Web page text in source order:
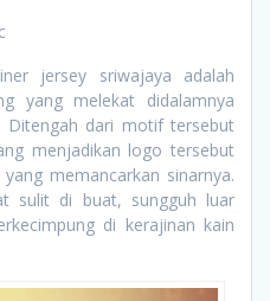
jersey sriwajaya adalah
yang melekat didalamnya
dari motif tersebut
menjadikan logo tersebut
memancarkan sinarnya.
sulit di buat, sungguh luar
di kerajinan kain